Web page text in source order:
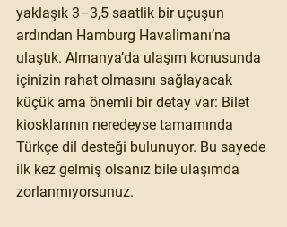
yaklaşık 3–3,5 saatlik bir uçuşun
ardından Hamburg Havalimanı’na
ulaştık. Almanya’da ulaşım konusunda
içinizin rahat olmasını sağlayacak
küçük ama önemli bir detay var: Bilet
kiosklarının neredeyse tamamında
Türkçe dil desteği bulunuyor. Bu sayede
ilk kez gelmiş olsanız bile ulaşımda
zorlanmıyorsunuz.